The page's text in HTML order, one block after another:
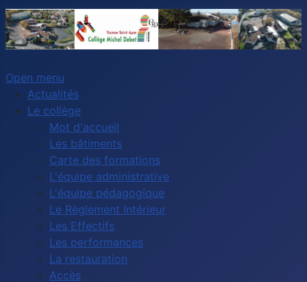
Open menu
Actualités
Le collège
Mot d'accueil
Les bâtiments
Carte des formations
L'équipe administrative
L'équipe pédagogique
Le Règlement Intérieur
Les Effectifs
Les performances
La restauration
Accès